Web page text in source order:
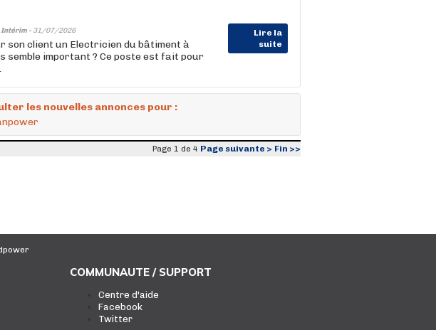
Intérim - 31/07/2026
Lire la
suite
son client un Electricien du bâtiment à
semble important ? Ce poste est fait pour
les nouvelles annonces pour :
Page 1 de 4 Page suivante > Fin >>
COMMUNAUTE / SUPPORT
Centre d'aide
Facebook
Twitter